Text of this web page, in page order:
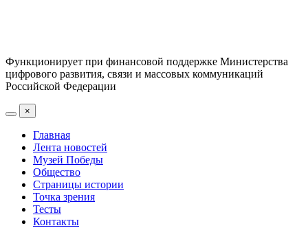
Функционирует при финансовой поддержке Министерства
цифрового развития, связи и массовых коммуникаций
Российской Федерации
×
Главная
Лента новостей
Музей Победы
Общество
Страницы истории
Точка зрения
Тесты
Контакты